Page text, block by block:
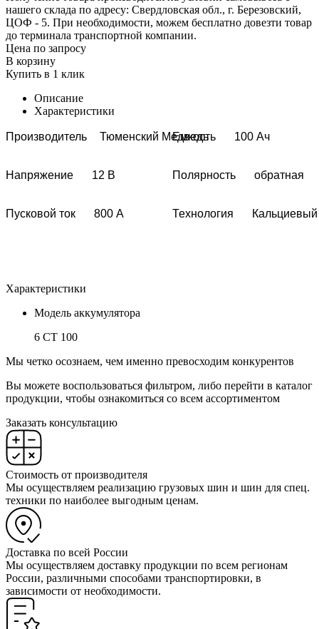
нашего склада по адресу: Свердловская обл., г. Березовский,
ЦОФ - 5. При необходимости, можем бесплатно довезти товар
до терминала транспортной компании.
Цена по запросу
В корзину
Купить в 1 клик
Описание
Характеристики
Производитель Тюменский Медведь
Напряжение 12 В
Пусковой ток 800 A
Емкость 100 Ач
Полярность обратная
Технология Кальциевый
Характеристики
Модель аккумулятора
6 СТ 100
Мы четко осознаем, чем именно превосходим конкурентов
Вы можете воспользоваться фильтром, либо перейти в каталог
продукции, чтобы ознакомиться со всем ассортиментом
Заказать консультацию
Стоимость от производителя
Мы осуществляем реализацию грузовых шин и шин для спец.
техники по наиболее выгодным ценам.
Доставка по всей России
Мы осуществляем доставку продукции по всем регионам
России, различными способами транспортировки, в
зависимости от необходимости.